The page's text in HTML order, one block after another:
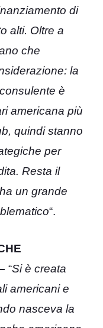
di
alti. Oltre a
che
la
è
americana più
quindi stanno
per
Resta il
un grande
“.
“Si è creata
americani e
nasceva la